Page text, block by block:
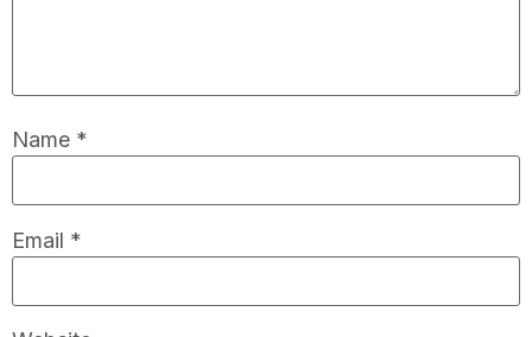
Name *
Email *